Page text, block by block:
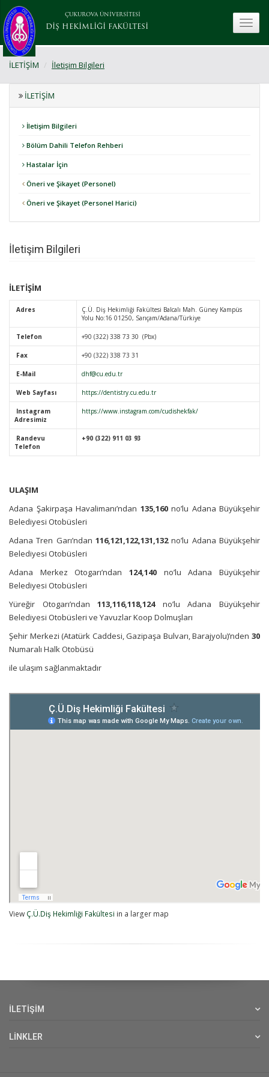
ÇUKUROVA ÜNİVERSİTESİ
DİŞ HEKİMLİĞİ FAKÜLTESİ
İLETİŞİM İletişim Bilgileri
İLETİŞİM
İletişim Bilgileri
Bölüm Dahili Telefon Rehberi
Hastalar İçin
Öneri ve Şikayet (Personel)
Öneri ve Şikayet (Personel Harici)
İletişim Bilgileri
İLETİŞİM
Adres
Ç.Ü. Diş Hekimliği Fakültesi Balcalı Mah. Güney Kampüs
Yolu No:16 01250, Sarıçam/Adana/Türkiye
Telefon +90 (322) 338 73 30 (Pbx)
Fax +90 (322) 338 73 31
E-Mail dhf@cu.edu.tr
Web Sayfası https://dentistry.cu.edu.tr
Instagram
Adresimiz
https://www.instagram.com/cudishekfak/
Randevu
Telefon
+90 (322) 911 03 93
ULAŞIM
Adana Şakirpaşa Havalimanı’ndan 135,160no’lu Adana Büyükşehir
Belediyesi Otobüsleri
Adana Tren Garı’ndan 116,121,122,131,132no’lu Adana Büyükşehir
Belediyesi Otobüsleri
Adana Merkez Otogarı’ndan 124,140 no’lu Adana Büyükşehir
Belediyesi Otobüsleri
Yüreğir Otogarı’ndan113,116,118,124no’lu Adana Büyükşehir
Belediyesi Otobüsleri ve Yavuzlar Koop Dolmuşları
Şehir Merkezi (Atatürk Caddesi, Gazipaşa Bulvarı, Barajyolu)’nden 30
Numaralı Halk Otobüsü
ile ulaşım sağlanmaktadır
View Ç.Ü.Diş Hekimliği Fakültesi in a larger map
İLETİŞİM
LİNKLER